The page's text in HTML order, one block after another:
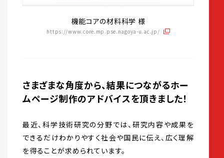
機能コアの材料科学 様
https://www.core.mp.pse.nagoya-u.ac.jp/
さまざまな角度から、結果につながるホー
ムページ制作のアドバイスを頂きました！
最近、科学技術研究の分野では、研究内容や成果を
できるだけわかりやすく社会や国民に伝え、広く理解
を得ることが求められています。